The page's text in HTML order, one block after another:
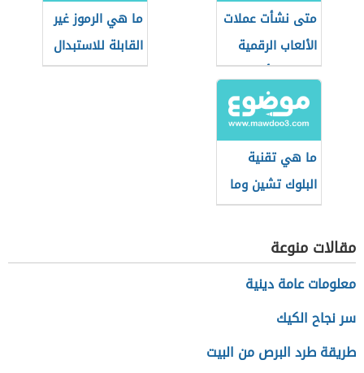
متى نشأت عملات
الألعاب الرقمية
وما هي أبرز
أنواعها؟
ما هي الرموز غير
القابلة للاستبدال
(nfts) وكيف
ما هي تقنية
البلوك تشين وما
علاقتها بالعملات
الرقمية؟
مقالات منوعة
معلومات عامة دينية
سر نجاح الكيك
طريقة طرد البرص من البيت